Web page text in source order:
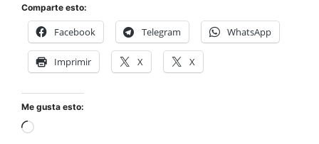
Comparte esto:
Facebook Telegram WhatsApp
Imprimir X X
Me gusta esto: